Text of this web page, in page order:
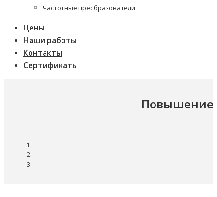
Частотные преобразователи
Цены
Наши работы
Контакты
Сертификаты
Повышение